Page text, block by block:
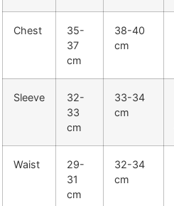
Chest
35-
37
cm
38-40
cm
Sleeve
32-
33
cm
33-34
cm
Waist
29-
31
cm
32-34
cm